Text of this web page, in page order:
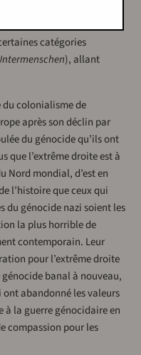
Cette logique est
l’Europe au siècle
catégories
), allant
du colonialisme de
après son déclin par
du génocide qu’ils ont
que l’extrême droite est à
Nord mondial, d’est en
l’histoire que ceux qui
du génocide nazi soient les
la plus horrible de
contemporain. Leur
pour l’extrême droite
banal à nouveau,
abandonné les valeurs
à la guerre génocidaire en
compassion pour les